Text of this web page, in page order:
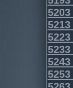
5203
5213
5223
5233
5243
5253